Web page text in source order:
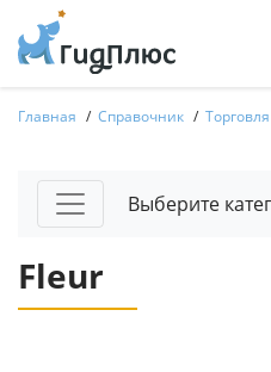
Главная Справочник Торговля
Выберите
Fleur